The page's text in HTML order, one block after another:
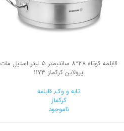
قابلمه کوتاه 28*8 سانتیمتر 5 لیتر استیل مات
پرولاین کرکماز 1173
تابه و وک,قابلمه
کرکماز
ناموجود